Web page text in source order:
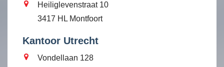
Heiliglevenstraat 10
3417 HL Montfoort
Kantoor Utrecht
Vondellaan 128